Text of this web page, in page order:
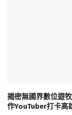
揭密無國界數位遊
作YouTuber打卡高